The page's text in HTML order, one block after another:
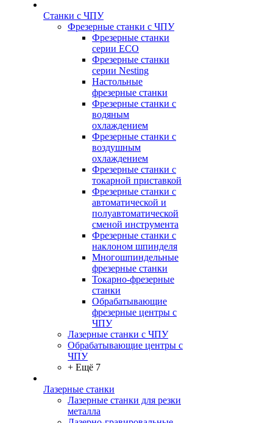
Станки с ЧПУ
Фрезерные станки с ЧПУ
Фрезерные станки
серии ECO
Фрезерные станки
серии Nesting
Настольные
фрезерные станки
Фрезерные станки с
водяным
охлаждением
Фрезерные станки с
воздушным
охлаждением
Фрезерные станки с
токарной приставкой
Фрезерные станки с
автоматической и
полуавтоматической
сменой инструмента
Фрезерные станки с
наклоном шпинделя
Многошпиндельные
фрезерные станки
Токарно-фрезерные
станки
Обрабатывающие
фрезерные центры с
ЧПУ
Лазерные станки с ЧПУ
Обрабатывающие центры с
ЧПУ
+ Ещё 7
Лазерные станки
Лазерные станки для резки
металла